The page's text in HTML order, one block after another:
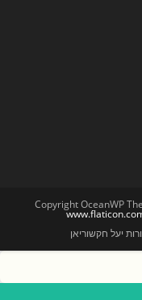
Copyright OceanWP
יעל חקשוריאן